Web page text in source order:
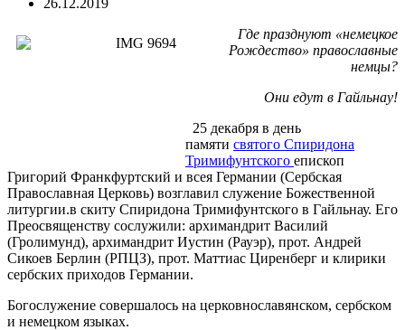
26.12.2019
Где празднуют «немецкое
Рождество» православные
немцы?
Они едут в Гайльнау!
25 декабря в день
памяти святого Спиридона
Тримифунтского епископ
Григорий Франкфуртский и всея Германии (Сербская
Православная Церковь) возглавил служение Божественной
литургии.в скиту Спиридона Тримифунтского в Гайльнау. Его
Преосвященству сослужили: архимандрит Василий
(Гролимунд), архимандрит Иустин (Рауэр), прот. Андрей
Сикоев Берлин (РПЦЗ), прот. Маттиас Циренберг и клирики
сербских приходов Германии.
Богослужение совершалось на церковнославянском, сербском
и немецком языках.